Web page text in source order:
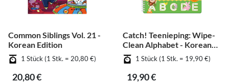
Common Siblings Vol. 21 -
Korean Edition
1 Stück (1 Stk. = 20,80 €)
20,80 €
Catch! Teenieping: Wipe-
Clean Alphabet - Korean
Edition1 Stück (1 Stk. = 19,90 €)
19,90 €